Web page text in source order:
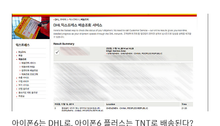
아이폰6는 DHL로, 아이폰6 플러스는 TNT로 배송된다?